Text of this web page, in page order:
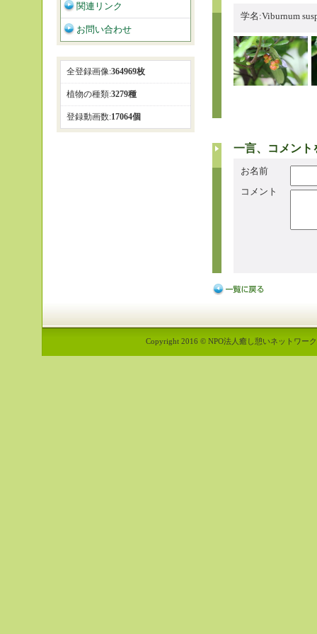
学名:Viburnum
一言、コメント
お名前
コメント
関連リンク
お問い合わせ
全登録画像:364969枚
植物の種類:3279種
登録動画数:17064個
Copyright 2016 © NPO法人癒し憩いネットワー